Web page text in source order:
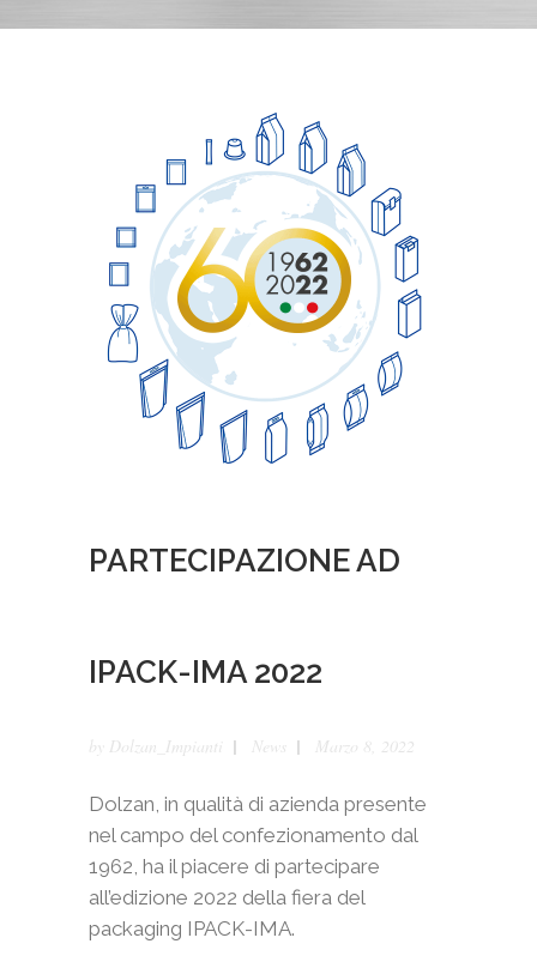
PARTECIPAZIONE AD
IPACK-IMA 2022
by Dolzan_Impianti News Marzo 8, 2022
Dolzan, in qualità di azienda presente
nel campo del confezionamento dal
1962, ha il piacere di partecipare
all’edizione 2022 della fiera del
packaging IPACK-IMA.